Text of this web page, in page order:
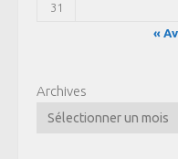
31
«
Archives